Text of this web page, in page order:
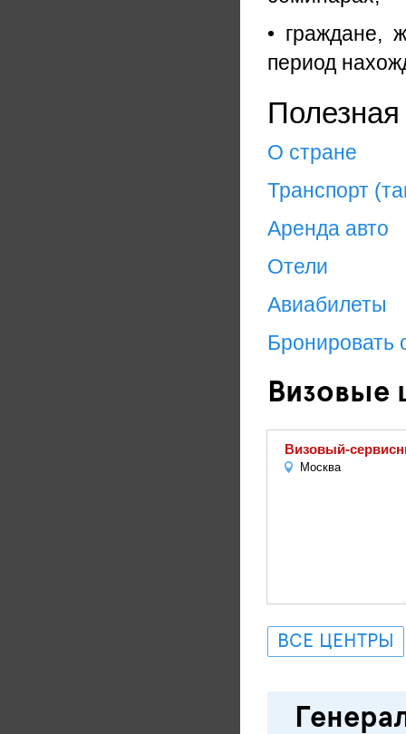
• граждане,
период
О стране
Транспорт
Аренда авто
Отели
Авиабилеты
Бронировать
Визовые
Визовый-
Москва
ВСЕ ЦЕНТРЫ